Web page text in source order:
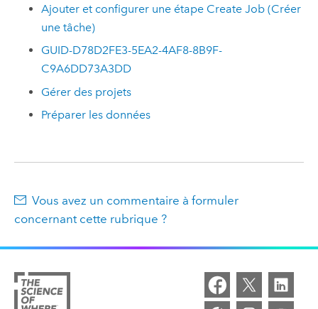
Ajouter et configurer une étape Create Job (Créer
une tâche)
GUID-D78D2FE3-5EA2-4AF8-8B9F-
C9A6DD73A3DD
Gérer des projets
Préparer les données
Vous avez un commentaire à formuler
concernant cette rubrique ?